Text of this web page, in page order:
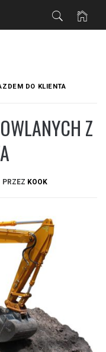
DO KLIENTA
Z
PRZEZ KOOK